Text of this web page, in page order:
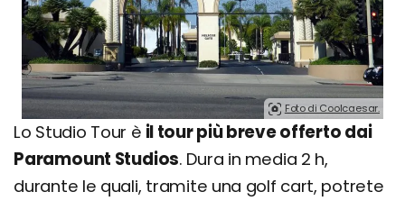
Foto di Coolcaesar.
Lo Studio Tour è il tour più breve offerto dai
Paramount Studios. Dura in media 2 h,
durante le quali, tramite una golf cart, potrete